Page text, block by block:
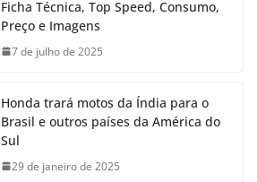
Ficha Técnica, Top Speed, Consumo,
Preço e Imagens
7 de julho de 2025
Honda trará motos da Índia para o
Brasil e outros países da América do
Sul
29 de janeiro de 2025